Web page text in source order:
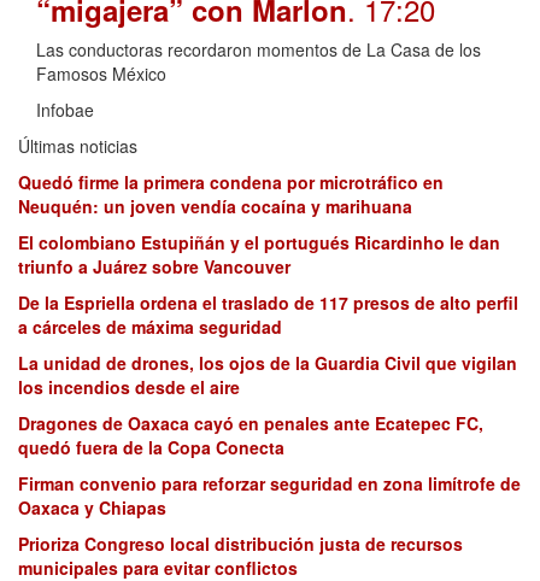
“migajera” con Marlon. 17:20
Las conductoras recordaron momentos de La Casa de los
Famosos México
Infobae
Últimas noticias
Quedó firme la primera condena por microtráfico en
Neuquén: un joven vendía cocaína y marihuana
El colombiano Estupiñán y el portugués Ricardinho le dan
triunfo a Juárez sobre Vancouver
De la Espriella ordena el traslado de 117 presos de alto perfil
a cárceles de máxima seguridad
La unidad de drones, los ojos de la Guardia Civil que vigilan
los incendios desde el aire
Dragones de Oaxaca cayó en penales ante Ecatepec FC,
quedó fuera de la Copa Conecta
Firman convenio para reforzar seguridad en zona limítrofe de
Oaxaca y Chiapas
Prioriza Congreso local distribución justa de recursos
municipales para evitar conflictos